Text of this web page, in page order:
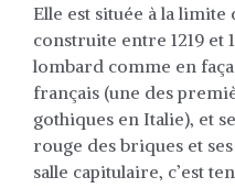
Elle est située à la
construite entre 1219 et
lombard comme en
français (une des
gothiques en Italie), et
rouge des briques et
salle capitulaire, c’est